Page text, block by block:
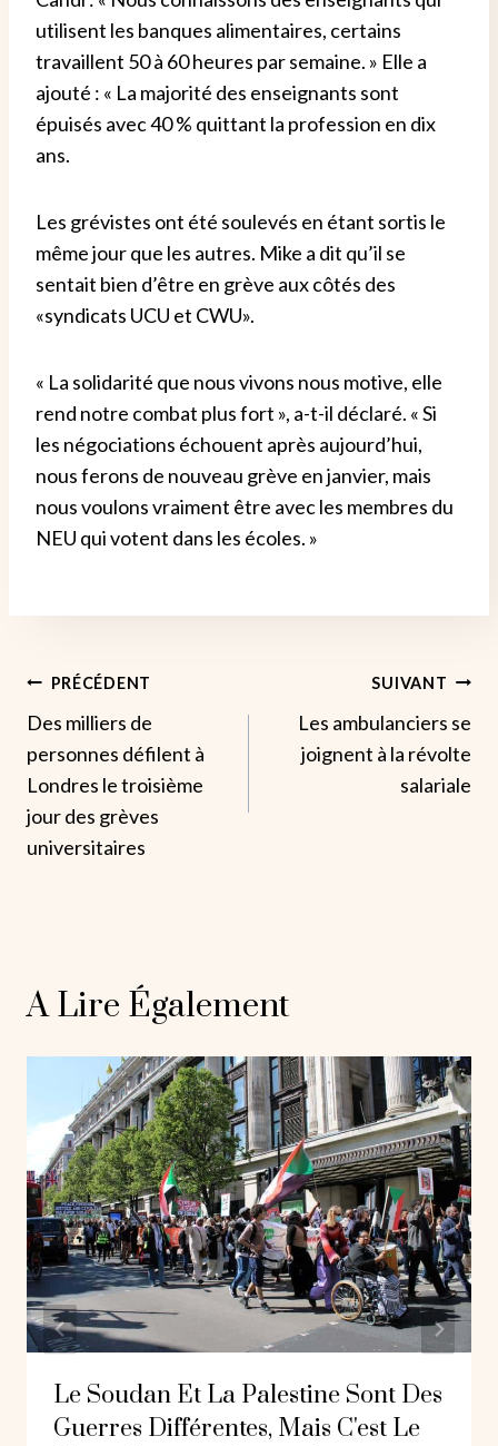
utilisent les banques alimentaires, certains
travaillent 50 à 60 heures par semaine. » Elle a
ajouté : « La majorité des enseignants sont
épuisés avec 40 % quittant la profession en dix
ans.
Les grévistes ont été soulevés en étant sortis le
même jour que les autres. Mike a dit qu’il se
sentait bien d’être en grève aux côtés des
«syndicats UCU et CWU».
« La solidarité que nous vivons nous motive, elle
rend notre combat plus fort », a-t-il déclaré. « Si
les négociations échouent après aujourd’hui,
nous ferons de nouveau grève en janvier, mais
nous voulons vraiment être avec les membres du
NEU qui votent dans les écoles. »
Navigation
De
L’article
PRÉCÉDENT
Des milliers de
personnes défilent à
Londres le troisième
jour des grèves
universitaires
SUIVANT
Les ambulanciers se
joignent à la révolte
salariale
A Lire Également
Le Soudan Et La Palestine Sont Des
Guerres Différentes, Mais C'est Le